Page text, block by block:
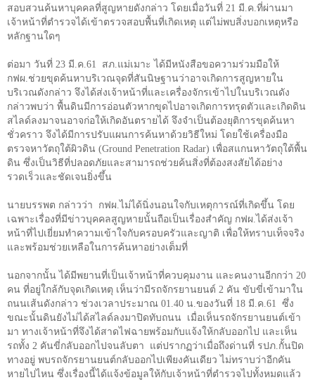
สอบสวนค้นหาบุคคลที่สูญหายดังกล่าว โดยเมื่อวันที่ 21 มี.ค.ที่ผ่านมา
เจ้าหน้าที่ตำรวจได้เข้าตรวจสอบพื้นที่เกิดเหตุ แต่ไม่พบสิ่งบอกเหตุหรือ
หลักฐานใดๆ
ต่อมา วันที่ 23 มี.ค. 61
สภ.แม่เมาะ ได้มีหนังสือขอความร่วมมือให้
กฟผ.ช่วยขุดค้นหาบริเวณจุดที่สันนิษฐานว่าอาจเกิดการสูญหายใน
บริเวณดังกล่าว จึงได้ส่งเจ้าหน้าที่และเครื่องจักรเข้าไปในบริเวณดัง
กล่าวพบว่า พื้นดินมีการอ่อนตัวหากขุดไปอาจเกิดการทรุดตัวและเกิดดิน
สไลด์ลงมาจนอาจก่อให้เกิดอันตรายได้ จึงจำเป็นต้องยุติการขุดค้นหา
ชั่วคราว จึงได้มีการปรับแผนการค้นหาด้วยวิธีใหม่ โดยใช้เครื่องมือ
ตรวจหาวัตถุใต้ผิวดิน (Ground Penetration Radar) เพื่อสแกนหาวัตถุใต้พื้น
ดิน ซึ่งเป็นวิธีที่ปลอดภัยและสามารถช่วยค้นสิ่งที่ต้องสงสัยได้อย่าง
รวดเร็วและชัดเจนยิ่งขึ้น
นายบรรพต กล่าวว่า
กฟผ.ไม่ได้นิ่งนอนใจกับเหตุการณ์ที่เกิดขึ้น โดย
เฉพาะเรื่องที่มีข่าวบุคคลสูญหายนั้นถือเป็นเรื่องสำคัญ กฟผ.ได้ส่งเจ้า
หน้าที่ไปเยี่ยมทำความเข้าใจกับครอบครัวและญาติ เพื่อให้ทราบเท็จจริง
และพร้อมช่วยเหลือในการค้นหาอย่างเต็มที่
นอกจากนั้น ได้มีพยานที่เป็นเจ้าหน้าที่ควบคุมงาน และคนงานอีกกว่า 20
คน ที่อยู่ใกล้กับจุดเกิดเหตุ เห็นว่ามีรถจักรยานยนต์ 2 คัน ขับขี่เข้ามาใน
ถนนเส้นดังกล่าว ช่วงเวลาประมาณ 01.40 น.ของวันที่ 18 มี.ค. 61
ซึ่ง
ขณะนั้นดินยังไม่ได้สไลด์ลงมาปิดทับถนน
เมื่อเห็นรถจักรยานยนต์เข้า
มา ทางเจ้าหน้าที่จึงได้สาดไฟฉายพร้อมกับแจ้งให้กลับออกไป และเห็น
รถทั้ง 2 คันขี่กลับออกไปจนลับตา
แต่ปรากฏว่าเมื่อถึงด่านที่ รปภ.กั้นปิด
ทางอยู่ พบรถจักรยานยนต์กลับออกไปเพียงคันเดียว ไม่ทราบว่าอีกคัน
หายไปไหน ซึ่งเรื่องนี้ได้แจ้งข้อมูลให้กับเจ้าหน้าที่ตำรวจไปทั้งหมดแล้ว